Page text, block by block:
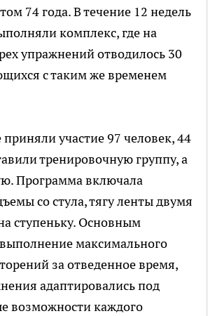
74 года. В течение 12 недель
комплекс, где на
упражнений отводилось 30
с таким же временем
участие 97 человек, 44
тренировочную группу, а
Программа включала
со стула, тягу ленты двумя
ступеньку. Основным
максимального
за отведенное время,
адаптировались под
возможности каждого